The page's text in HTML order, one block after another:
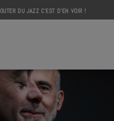
DU JAZZ C'EST D'EN VOIR !